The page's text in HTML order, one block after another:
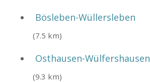
Bösleben-Wüllersleben
(7.5 km)
Osthausen-Wülfershausen
(9.3 km)